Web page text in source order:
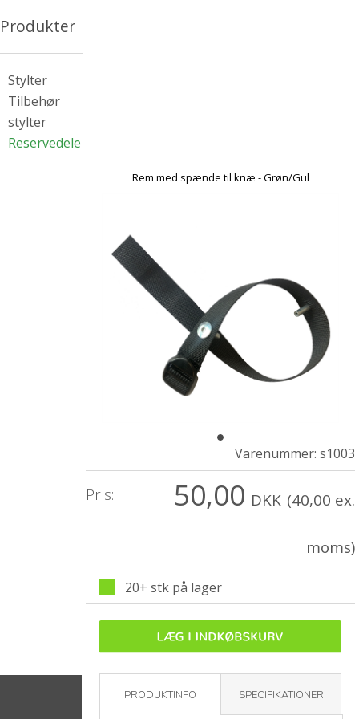
Produkter
Stylter
Tilbehør
stylter
Reservedele
Rem med spænde til knæ - Grøn/Gul
Varenummer: s1003
Pris: 50,00 DKK (40,00 ex.
moms)
20+ stk på lager
PRODUKTINFO SPECIFIKATIONER